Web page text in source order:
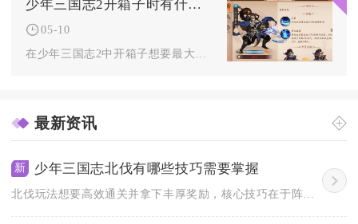
少年三国志2开箱子时有什么要注意的
05-10
最新资讯
新 少年三国志北伐有哪些技巧需要掌握